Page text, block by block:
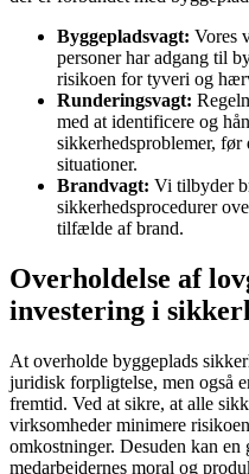
Byggepladsvagt: Vores
personer har adgang til
risikoen for tyveri og
Runderingsvagt:
med at identificere og
sikkerhedsproblemer,
situationer.
Brandvagt: Vi tilbyder
sikkerhedsprocedurer
tilfælde af brand.
Overholdelse af
investering i
At overholde byggeplads
juridisk forpligtelse, men også
fremtid. Ved at sikre, at alle
virksomheder minimere
omkostninger. Desuden kan
medarbejdernes moral og